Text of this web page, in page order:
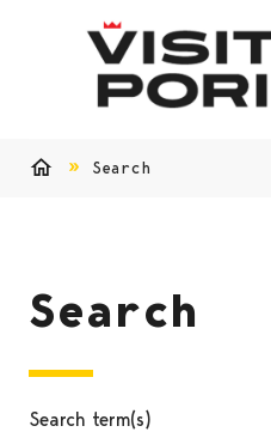
Search
Search
Search term(s)